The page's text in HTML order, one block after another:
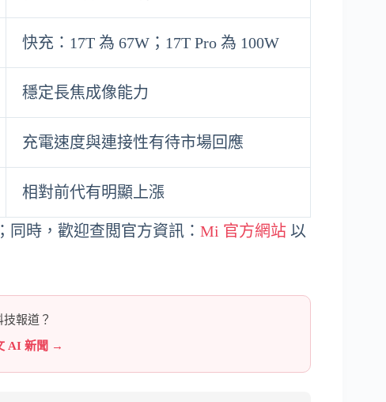
快充：17T 為 67W；17T Pro 為 100W
穩定長焦成像能力
充電速度與連接性有待市場回應
相對前代有明顯上漲
時，歡迎查閲官方資訊： Mi 官方網站 以
報道？
AI 新聞 →